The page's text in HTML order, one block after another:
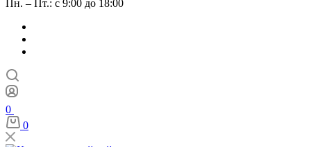
Пн. – Пт.: с 9:00 до 18:00
0
0